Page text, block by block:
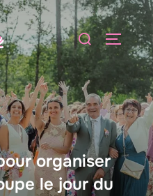
Rechercher :
organiser
le jour du